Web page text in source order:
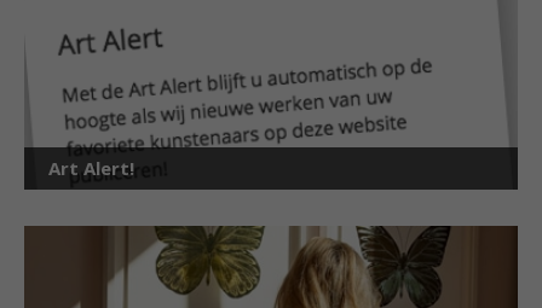
Art Alert!